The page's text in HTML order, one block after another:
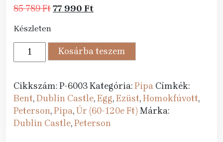
85 789FtOriginal
85
789 Ft.
77 990 FtCurrent
77
990 Ft.
Készleten
Peterson
pipa
Castle
68
F-
lip
Kosárba teszem
Cikkszám:P-6003Kategória:Pipa Címkék:
Bent,Dublin Castle,Egg,Ezüst,Homokfúvott,
Peterson,Pipa,Úr (60-120e Ft) Márka:
Dublin Castle,Peterson